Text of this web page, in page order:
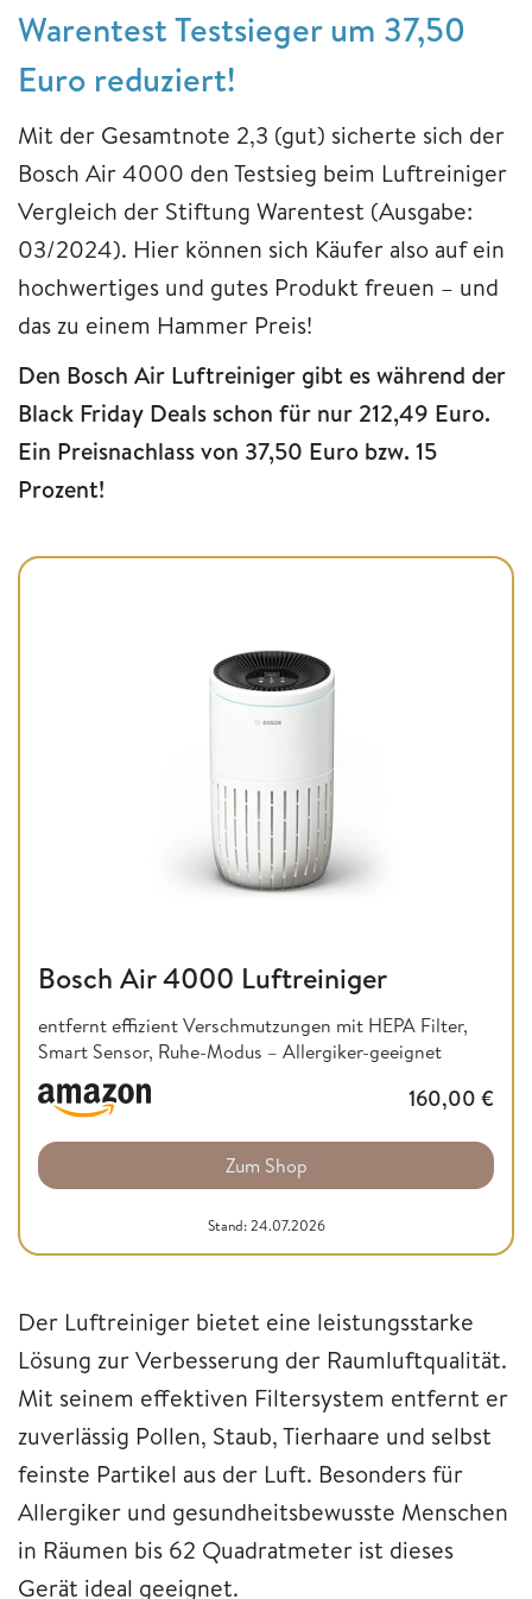
Warentest Testsieger um 37,50
Euro reduziert!
Mit der Gesamtnote 2,3 (gut) sicherte sich der
Bosch Air 4000 den Testsieg beim Luftreiniger
Vergleich der Stiftung Warentest (Ausgabe:
03/2024). Hier können sich Käufer also auf ein
hochwertiges und gutes Produkt freuen – und
das zu einem Hammer Preis!
Den Bosch Air Luftreiniger gibt es während der
Black Friday Deals schon für nur 212,49 Euro.
Ein Preisnachlass von 37,50 Euro bzw. 15
Prozent!
Bosch Air 4000 Luftreiniger
entfernt effizient Verschmutzungen mit HEPA Filter,
Smart Sensor, Ruhe-Modus – Allergiker-geeignet
160,00 €
Zum Shop
Stand: 24.07.2026
Der Luftreiniger bietet eine leistungsstarke
Lösung zur Verbesserung der Raumluftqualität.
Mit seinem effektiven Filtersystem entfernt er
zuverlässig Pollen, Staub, Tierhaare und selbst
feinste Partikel aus der Luft. Besonders für
Allergiker und gesundheitsbewusste Menschen
in Räumen bis 62 Quadratmeter ist dieses
Gerät ideal geeignet.